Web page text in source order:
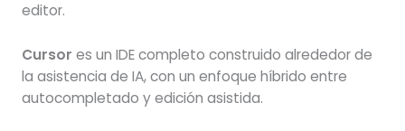
editor.
Cursor es un IDE completo construido alrededor de
la asistencia de IA, con un enfoque híbrido entre
autocompletado y edición asistida.